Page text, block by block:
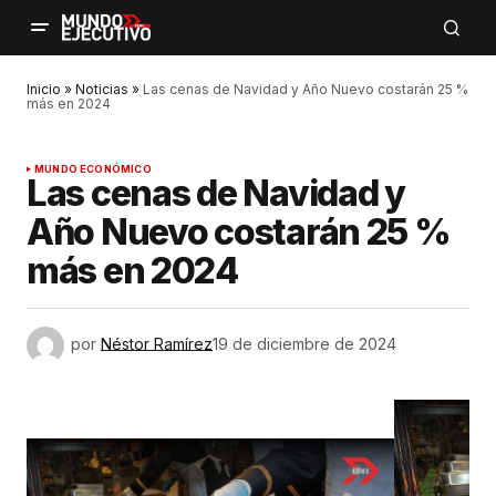
Inicio » Noticias » Las cenas de Navidad y Año Nuevo costarán 25 %
más en 2024
MUNDO ECONÓMICO
Las cenas de Navidad y
Año Nuevo costarán 25 %
más en 2024
por Néstor Ramírez19 de diciembre de 2024